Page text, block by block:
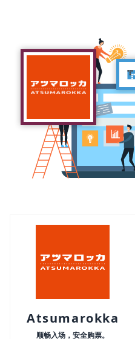
Atsumarokka
顺畅入场，安全购票。